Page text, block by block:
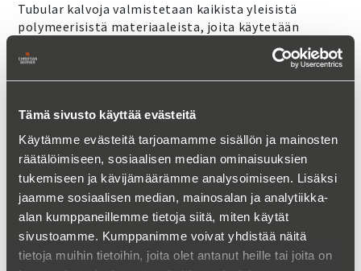
Tämä sivusto käyttää evästeitä
Käytämme evästeitä tarjoamamme sisällön ja mainosten
räätälöimiseen, sosiaalisen median ominaisuuksien
tukemiseen ja kävijämäärämme analysoimiseen. Lisäksi
jaamme sosiaalisen median, mainosalan ja analytiikka-
alan kumppaneillemme tietoja siitä, miten käytät
sivustoamme. Kumppanimme voivat yhdistää näitä
tietoja muihin tietoihin, joita olet antanut heille tai joita on
Tubular kalvoja valmistetaan kaikista yleisistä
polymeerisistä materiaaleista, joita käytetään
kalvosuodatusmembraanien valmistukseen.
OTA YHTEYTTÄ LISÄTIETOJA VARTEN:
Tero Aura